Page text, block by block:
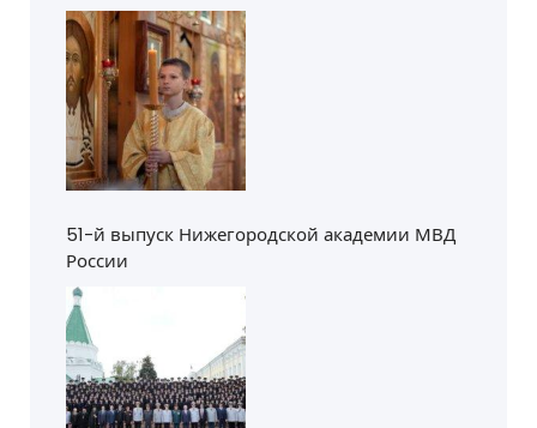
51-й выпуск Нижегородской академии МВД
России